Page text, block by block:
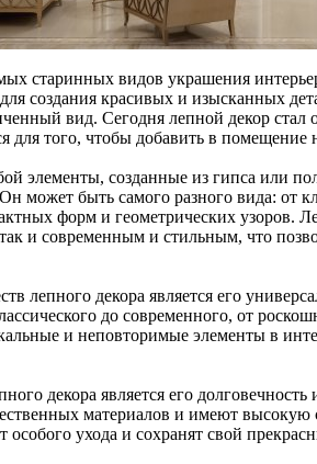
старинных видов украшения
создания красивых и изысканных
вид. Сегодня лепной декор стал
для того, чтобы добавить в
элементы, созданные из гипса или
может быть самого разного вида: от
форм и геометрических узоров.
и современным и стильным, что
лепного декора является его
до современного, от
и неповторимые элементы в
декора является его
материалов и имеют
ухода и сохранят свой